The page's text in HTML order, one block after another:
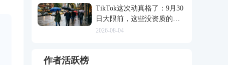
TikTok这次动真格了：9月30
日大限前，这些没资质的货
一律清退
2026-08-04
作者活跃榜